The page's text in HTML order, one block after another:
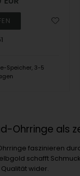
Speicher, 3-5
Ohrringe als
faszinieren
schafft
wider.